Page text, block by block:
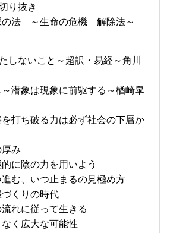
り抜き
の法 ～生命の危機 解除法～
しないこと～超訳・易経～角川
潜象は現象に前駆する～楢崎皐
を打ち破る力は必ず社会の下層か
厚み
に陰の力を用いよう
進む、いつ止まるの見極め方
づくりの時代
流れに従って生きる
なく広大な可能性